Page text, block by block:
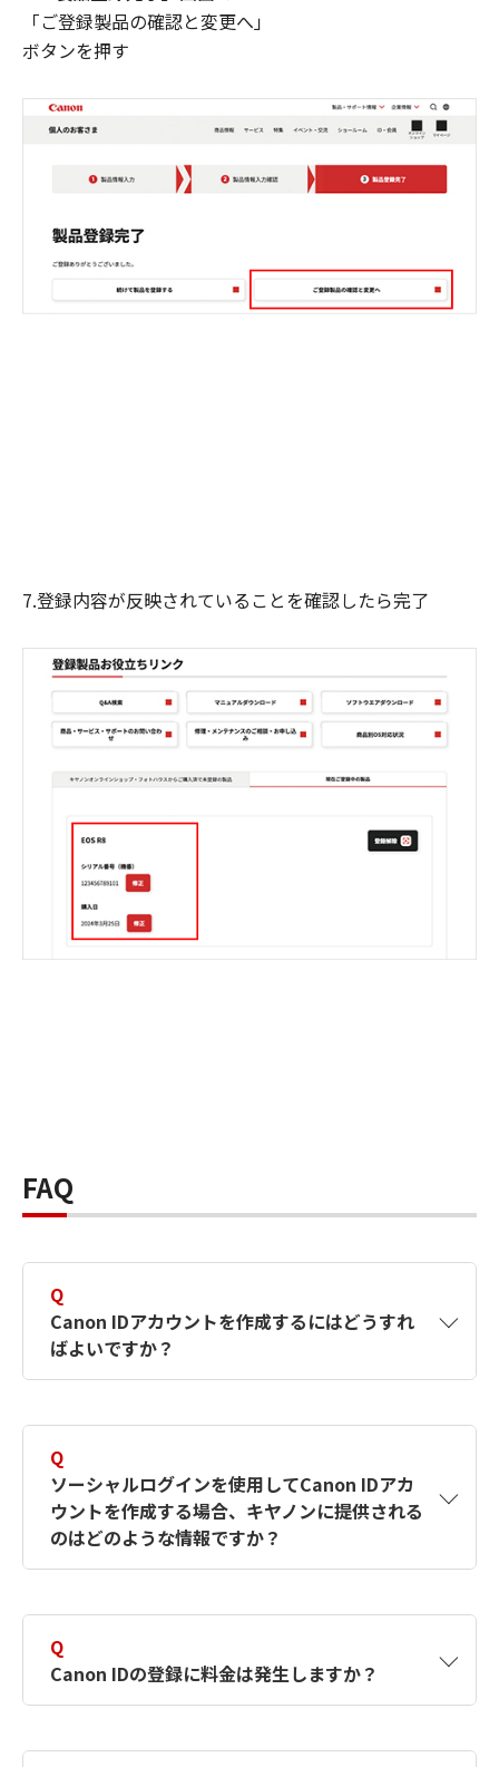
「ご登録製品の確認と変更へ」
ボタンを押す
7.登録内容が反映されていることを確認したら完了
FAQ
Q
Canon IDアカウントを作成するにはどうすれ
ばよいですか？
す。詳しい作成方法は【カメラ】Canon IDとは
何ですか？Canon IDの作成方法は？をご確認く
ださい。
Q
ソーシャルログインを使用してCanon IDアカ
ウントを作成する場合、キヤノンに提供される
のはどのような情報ですか？
択したサービスから取得します。アカウントを
簡単に作成できるように、この情報を使用して
Canon IDの登録フォームを入力します。
Q
Canon IDの登録に料金は発生しますか？